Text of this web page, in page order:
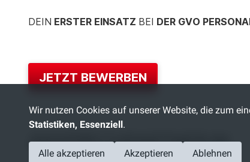
DEIN ERSTER EINSATZ BEI DER GVO
JETZT BEWERBEN
ANSPRECHPARTNER:IN
Wir nutzen Cookies auf unserer Website, die zum
Statistiken, Essenziell.
Ablehnen
Alle akzeptieren Akzeptieren